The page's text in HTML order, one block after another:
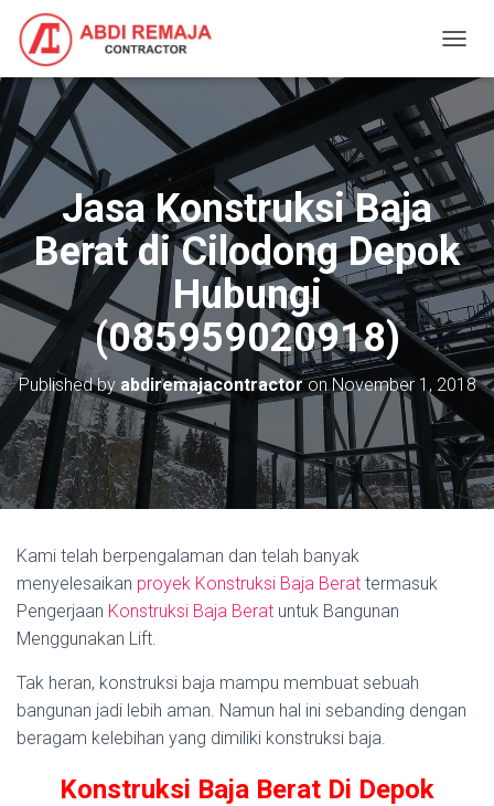
O
G
L
E
N
A
V
I
G
A
T
I
O
N
Jasa Konstruksi Baja
Berat di Cilodong Depok
Hubungi
(085959020918)
Published by abdiremajacontractoronNovember 1, 2018
Kami telah berpengalaman dan telah banyak
menyelesaikan proyek Konstruksi Baja Berat termasuk
Pengerjaan Konstruksi Baja Berat untuk Bangunan
Menggunakan Lift.
Tak heran, konstruksi baja mampu membuat sebuah
bangunan jadi lebih aman. Namun hal ini sebanding dengan
beragam kelebihan yang dimiliki konstruksi baja.
Konstruksi Baja Berat Di Depok